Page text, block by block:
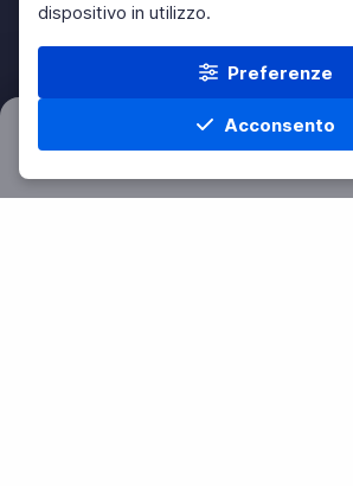
dispositivo in utilizzo.
Preferenze
Acconsento
Home Materie Cerca
Filtri